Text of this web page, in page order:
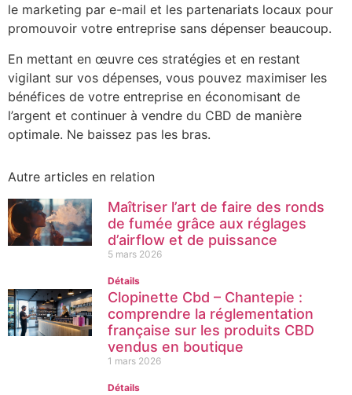
le marketing par e-mail et les partenariats locaux pour
promouvoir votre entreprise sans dépenser beaucoup.
En mettant en œuvre ces stratégies et en restant
vigilant sur vos dépenses, vous pouvez maximiser les
bénéfices de votre entreprise en économisant de
l’argent et continuer à vendre du CBD de manière
optimale. Ne baissez pas les bras.
Autre articles en relation
Maîtriser l’art de faire des ronds
de fumée grâce aux réglages
d’airflow et de puissance
5 mars 2026
Détails
Clopinette Cbd – Chantepie :
comprendre la réglementation
française sur les produits CBD
vendus en boutique
1 mars 2026
Détails